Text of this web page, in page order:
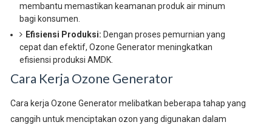
membantu memastikan keamanan produk air minum
bagi konsumen.
Efisiensi Produksi: Dengan proses pemurnian yang
cepat dan efektif, Ozone Generator meningkatkan
efisiensi produksi AMDK.
Cara Kerja Ozone Generator
Cara kerja Ozone Generator melibatkan beberapa tahap yang
canggih untuk menciptakan ozon yang digunakan dalam